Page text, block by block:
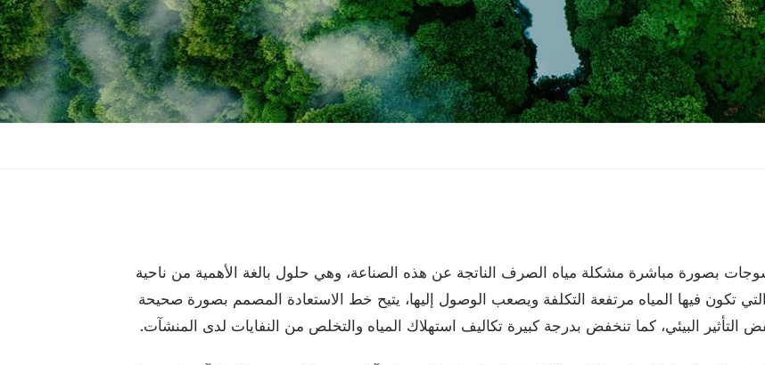
بصورة مباشرة مشكلة مياه الصرف الناتجة عن هذه الصناعة، وهي حلول بالغة الأهمية من ناحية
تكون فيها المياه مرتفعة التكلفة ويصعب الوصول إليها، يتيح خط الاستعادة المصمم بصورة صحيحة
التأثير البيئي، كما تنخفض بدرجة كبيرة تكاليف استهلاك المياه والتخلص من النفايات لدى المنشآت.